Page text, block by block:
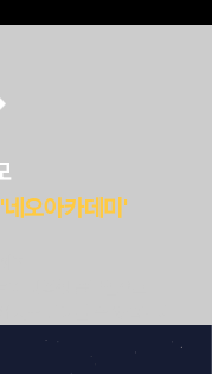
'네오아카데미'